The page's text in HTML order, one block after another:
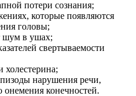
потери сознания;
которые появляются
головы;
шум в ушах;
свертываемости
нарушения речи,
онемения конечностей.